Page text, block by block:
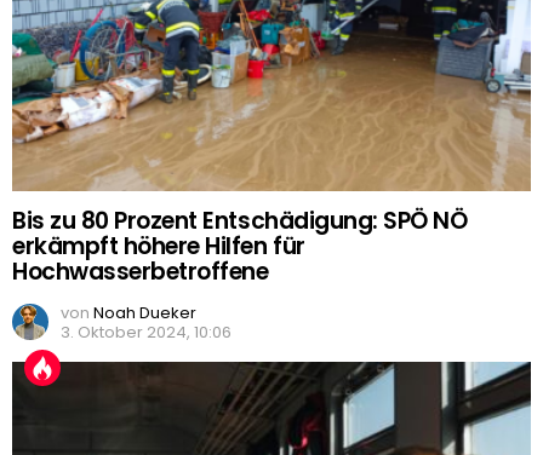
Bis zu 80 Prozent Entschädigung: SPÖ NÖ
erkämpft höhere Hilfen für
Hochwasserbetroffene
von Noah Dueker
3. Oktober 2024, 10:06